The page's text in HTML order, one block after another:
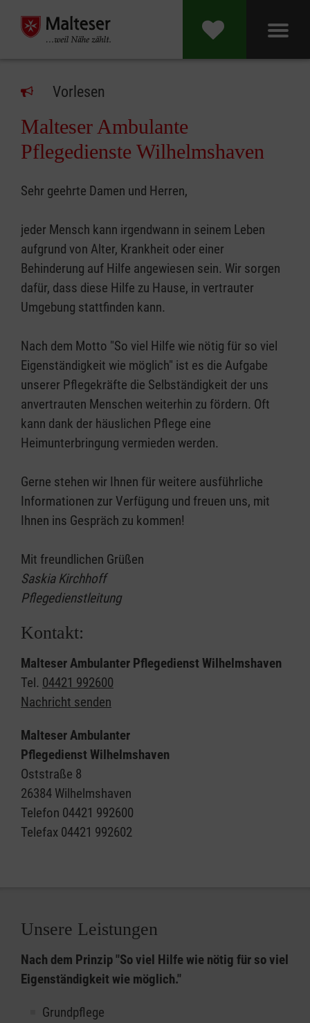
Vorlesen
Malteser Ambulante
Pflegedienste Wilhelmshaven
Sehr geehrte Damen und Herren,
jeder Mensch kann irgendwann in seinem Leben
aufgrund von Alter, Krankheit oder einer
Behinderung auf Hilfe angewiesen sein. Wir sorgen
dafür, dass diese Hilfe zu Hause, in vertrauter
Umgebung stattfinden kann.
Nach dem Motto "So viel Hilfe wie nötig für so viel
Eigenständigkeit wie möglich" ist es die Aufgabe
unserer Pflegekräfte die Selbständigkeit der uns
anvertrauten Menschen weiterhin zu fördern. Oft
kann dank der häuslichen Pflege eine
Heimunterbringung vermieden werden.
Gerne stehen wir Ihnen für weitere ausführliche
Informationen zur Verfügung und freuen uns, mit
Ihnen ins Gespräch zu kommen!
Mit freundlichen Grüßen
Saskia Kirchhoff
Pflegedienstleitung
Kontakt:
Malteser Ambulanter Pflegedienst Wilhelmshaven
Tel. 04421 992600
Nachricht senden
Malteser Ambulanter
Pflegedienst Wilhelmshaven
Oststraße 8
26384 Wilhelmshaven
Telefon 04421 992600
Telefax 04421 992602
Unsere Leistungen
Nach dem Prinzip "So viel Hilfe wie nötig für so viel
Eigenständigkeit wie möglich."
Grundpflege